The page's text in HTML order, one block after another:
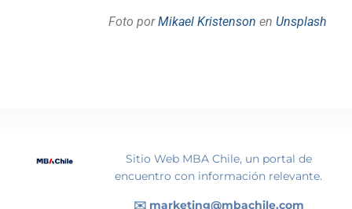
Foto porMikael Kristenson en Unsplash
Sitio Web MBA Chile, un portal de
encuentro con información relevante.
✉️ marketing@mbachile.com